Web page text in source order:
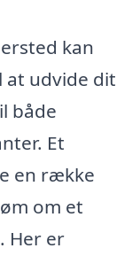
kan
udvide dit
både
Et
en række
om et
Her er